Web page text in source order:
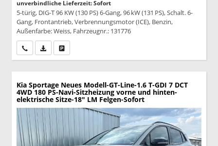
unverbindliche Lieferzeit: Sofort
5-türig, DIG-T 96 KW (130 PS) 6-Gang, 96 kW (131 PS), Schalt. 6-
Gang, Frontantrieb, Verbrennungsmotor (ICE), Benzin,
Außenfarbe: Weiss, Fahrzeugnr.: 131776
Wir rufen Sie anPDF-Datei, Fahrzeugexposé drucken
Kia Sportage Neues Modell-GT-Line-1.6 T-GDI 7 DCT
4WD 180 PS-Navi-Sitzheizung vorne und hinten-
elektrische Sitze-18" LM Felgen-Sofort